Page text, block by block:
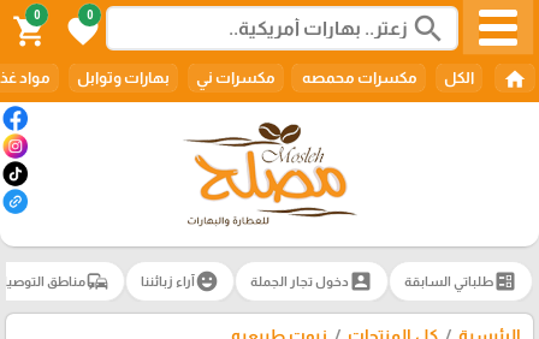
search
0
favorite
0
shopping_cart
home الكل مكسرات محمصه مكسرات ني بهارات وتوابل مواد
ballotطلباتي السابقة account_box دخول تجار الجملة emoji_emotionsآراء زبائننا commuteمناطق